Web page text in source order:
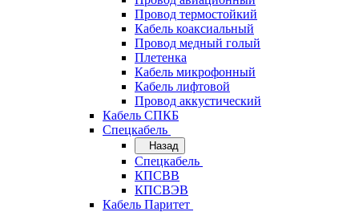
Провод термостойкий
Кабель коаксиальный
Провод медный голый
Плетенка
Кабель микрофонный
Кабель лифтовой
Провод аккустический
Кабель СПКБ
Спецкабель
Назад
Спецкабель
КПСВВ
КПСВЭВ
Кабель Паритет